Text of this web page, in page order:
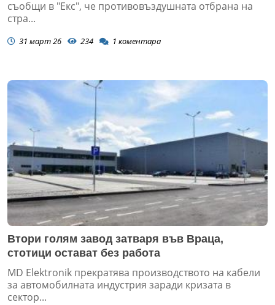
съобщи в "Екс", че противовъздушната отбрана на
стра...
31 март 26 234 1 коментара
Втори голям завод затваря във Враца,
стотици остават без работа
MD Elektronik прекратява производството на кабели
за автомобилната индустрия заради кризата в
сектор...